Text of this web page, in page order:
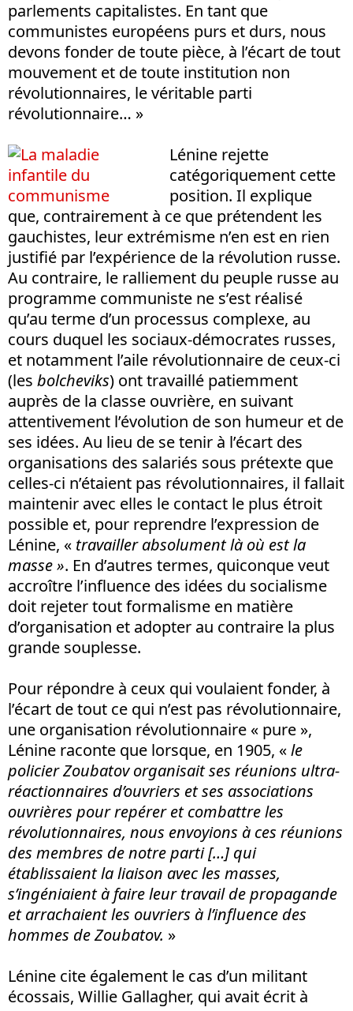
parlements capitalistes. En tant que
communistes européens purs et durs, nous
devons fonder de toute pièce, à l’écart de tout
mouvement et de toute institution non
révolutionnaires, le véritable parti
révolutionnaire… »
Lénine rejette
catégoriquement cette
position. Il explique
que, contrairement à ce que prétendent les
gauchistes, leur extrémisme n’en est en rien
justifié par l’expérience de la révolution russe.
Au contraire, le ralliement du peuple russe au
programme communiste ne s’est réalisé
qu’au terme d’un processus complexe, au
cours duquel les sociaux-démocrates russes,
et notamment l’aile révolutionnaire de ceux-ci
(les bolcheviks) ont travaillé patiemment
auprès de la classe ouvrière, en suivant
attentivement l’évolution de son humeur et de
ses idées. Au lieu de se tenir à l’écart des
organisations des salariés sous prétexte que
celles-ci n’étaient pas révolutionnaires, il fallait
maintenir avec elles le contact le plus étroit
possible et, pour reprendre l’expression de
Lénine, « travailler absolument là où est la
masse». En d’autres termes, quiconque veut
accroître l’influence des idées du socialisme
doit rejeter tout formalisme en matière
d’organisation et adopter au contraire la plus
grande souplesse.
Pour répondre à ceux qui voulaient fonder, à
l’écart de tout ce qui n’est pas révolutionnaire,
une organisation révolutionnaire « pure »,
Lénine raconte que lorsque, en 1905, «le
policier Zoubatov organisait ses réunions ultra-
réactionnaires d’ouvriers et ses associations
ouvrières pour repérer et combattre les
révolutionnaires, nous envoyions à ces réunions
des membres de notre parti […] qui
établissaient la liaison avec les masses,
s’ingéniaient à faire leur travail de propagande
et arrachaient les ouvriers à l’influence des
hommes de Zoubatov. »
Lénine cite également le cas d’un militant
écossais, Willie Gallagher, qui avait écrit à